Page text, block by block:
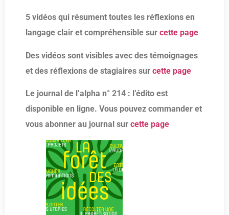
5 vidéos qui résument toutes les réflexions en
langage clair et compréhensible sur cette page
Des vidéos sont visibles avec des témoignages
et des réflexions de stagiaires sur cette page
Le journal de l’alpha n° 214 : l’édito est
disponible en ligne. Vous pouvez commander et
vous abonner au journal sur cette page